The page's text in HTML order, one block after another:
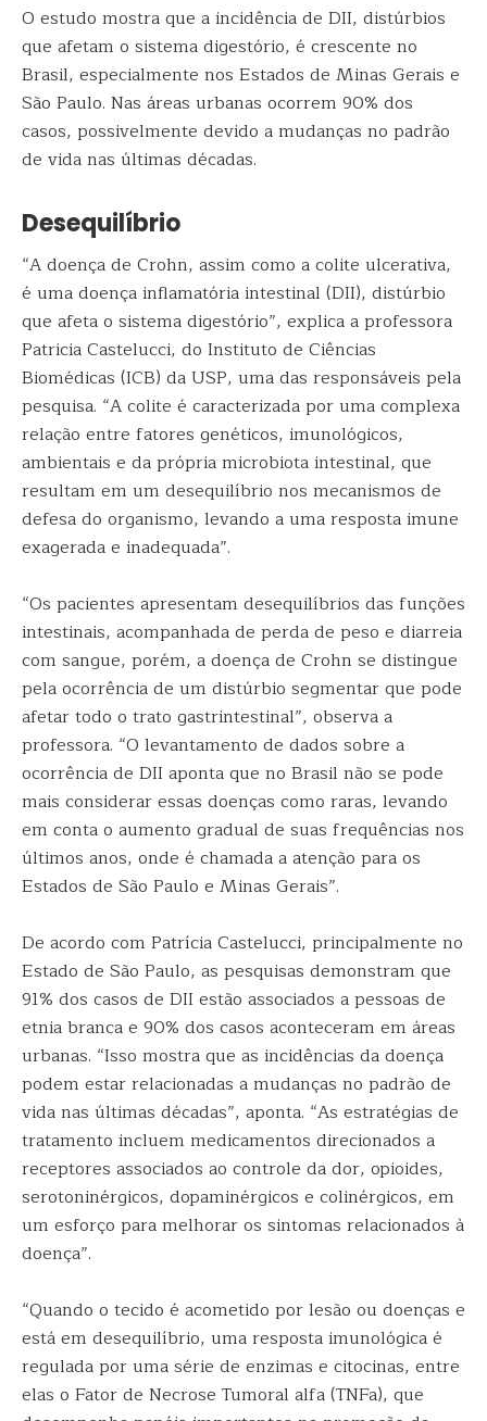
O estudo mostra que a incidência de DII, distúrbios
que afetam o sistema digestório, é crescente no
Brasil, especialmente nos Estados de Minas Gerais e
São Paulo. Nas áreas urbanas ocorrem 90% dos
casos, possivelmente devido a mudanças no padrão
de vida nas últimas décadas.
Desequilíbrio
“A doença de Crohn, assim como a colite ulcerativa,
é uma doença inflamatória intestinal (DII), distúrbio
que afeta o sistema digestório”, explica a professora
Patricia Castelucci, do Instituto de Ciências
Biomédicas (ICB) da USP, uma das responsáveis pela
pesquisa. “A colite é caracterizada por uma complexa
relação entre fatores genéticos, imunológicos,
ambientais e da própria microbiota intestinal, que
resultam em um desequilíbrio nos mecanismos de
defesa do organismo, levando a uma resposta imune
exagerada e inadequada”.
“Os pacientes apresentam desequilíbrios das funções
intestinais, acompanhada de perda de peso e diarreia
com sangue, porém, a doença de Crohn se distingue
pela ocorrência de um distúrbio segmentar que pode
afetar todo o trato gastrintestinal”, observa a
professora. “O levantamento de dados sobre a
ocorrência de DII aponta que no Brasil não se pode
mais considerar essas doenças como raras, levando
em conta o aumento gradual de suas frequências nos
últimos anos, onde é chamada a atenção para os
Estados de São Paulo e Minas Gerais”.
De acordo com Patrícia Castelucci, principalmente no
Estado de São Paulo, as pesquisas demonstram que
91% dos casos de DII estão associados a pessoas de
etnia branca e 90% dos casos aconteceram em áreas
urbanas. “Isso mostra que as incidências da doença
podem estar relacionadas a mudanças no padrão de
vida nas últimas décadas”, aponta. “As estratégias de
tratamento incluem medicamentos direcionados a
receptores associados ao controle da dor, opioides,
serotoninérgicos, dopaminérgicos e colinérgicos, em
um esforço para melhorar os sintomas relacionados à
doença”.
“Quando o tecido é acometido por lesão ou doenças e
está em desequilíbrio, uma resposta imunológica é
regulada por uma série de enzimas e citocinas, entre
elas o Fator de Necrose Tumoral alfa (TNFa), que